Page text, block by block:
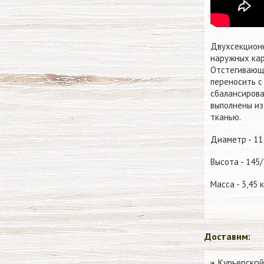
наружных
переносить
выполнены
тканью.
Диаметр -
Высота -
Масса - 3,45
Доставим: